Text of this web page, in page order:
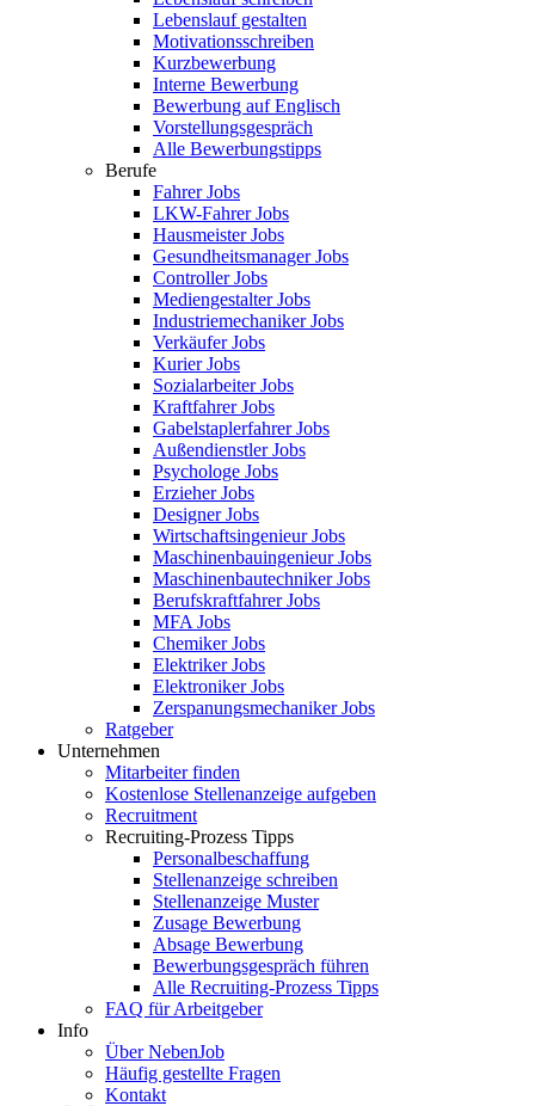
Lebenslauf gestalten
Motivationsschreiben
Kurzbewerbung
Interne Bewerbung
Bewerbung auf Englisch
Vorstellungsgespräch
Alle Bewerbungstipps
Berufe
Fahrer Jobs
LKW-Fahrer Jobs
Hausmeister Jobs
Gesundheitsmanager Jobs
Controller Jobs
Mediengestalter Jobs
Industriemechaniker Jobs
Verkäufer Jobs
Kurier Jobs
Sozialarbeiter Jobs
Kraftfahrer Jobs
Gabelstaplerfahrer Jobs
Außendienstler Jobs
Psychologe Jobs
Erzieher Jobs
Designer Jobs
Wirtschaftsingenieur Jobs
Maschinenbauingenieur Jobs
Maschinenbautechniker Jobs
Berufskraftfahrer Jobs
MFA Jobs
Chemiker Jobs
Elektriker Jobs
Elektroniker Jobs
Zerspanungsmechaniker Jobs
Ratgeber
Unternehmen
Mitarbeiter finden
Kostenlose Stellenanzeige aufgeben
Recruitment
Recruiting-Prozess Tipps
Personalbeschaffung
Stellenanzeige schreiben
Stellenanzeige Muster
Zusage Bewerbung
Absage Bewerbung
Bewerbungsgespräch führen
Alle Recruiting-Prozess Tipps
FAQ für Arbeitgeber
Info
Über NebenJob
Häufig gestellte Fragen
Kontakt